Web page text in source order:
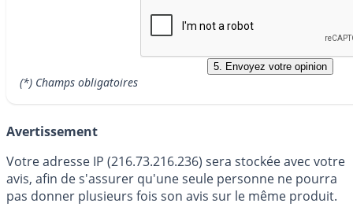
(*) Champs obligatoires
Avertissement
Votre adresse IP (216.73.216.236) sera stockée avec votre
avis, afin de s'assurer qu'une seule personne ne pourra
pas donner plusieurs fois son avis sur le même produit.